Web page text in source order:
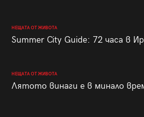
НЕЩАТА ОТ ЖИВОТА
Summer City Guide: 72 часа в
НЕЩАТА ОТ ЖИВОТА
Лятото винаги е в минало